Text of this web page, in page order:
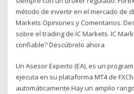
método de invertir en el mercado de
Markets Opiniones y Comentarios.
sobre el trading de IC Markets. IC
confiable? Descúbrelo ahora
Un Asesor Experto (EA), es un
ejecuta en su plataforma MT4 de
automáticamente.Hay un amplio